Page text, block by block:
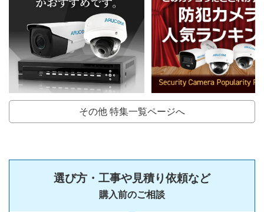
その他 特集一覧ページへ
選び方・工事や見積り依頼など
購入前のご相談